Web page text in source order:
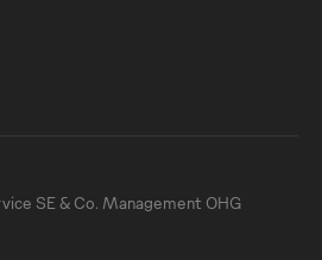
SE & Co. Management OHG